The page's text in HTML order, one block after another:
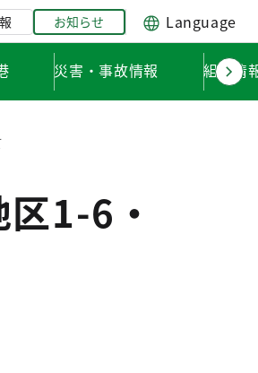
お知らせ Language
災害・事故情報 組織情
1-6・